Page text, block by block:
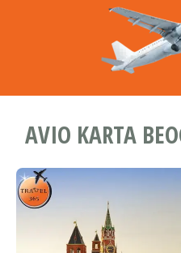
AVIO KARTA